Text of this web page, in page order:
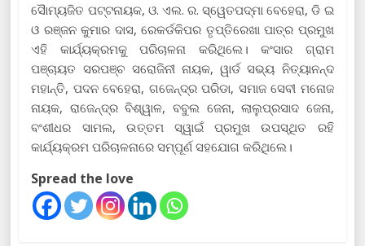
ସୈାମ୍ୟଜିତ ପଟ୍ଟନାୟକ, ଓ. ଏଲ. ର. ସ୍ୱେତପଦ୍ମା ବେହେରା, ଡି ଇ
ଓ ରଞ୍ଜନ କୁମାର ଦାସ, ରେକର୍ଡକିପର ତୃପ୍ତିରେଖା ପାତ୍ର ପ୍ରମୁଖ
ଏହି କାର୍ଯ୍ୟକ୍ରମକୁ ପରିଚାଳନା କରିଥିଲେ। କଂସାର ଗ୍ରାମ
ପଞ୍ଚାୟତ ସରପଞ୍ଚ ସରୋଜିନୀ ନାୟକ, ୱାର୍ଡ ସଭ୍ୟ ନିତ୍ୟାନନ୍ଦ
ମହାନ୍ତି, ପଦନ ବେହେରା, ଗଜେନ୍ଦ୍ର ପରିଡା, ସମାଜ ସେବୀ ମନୋଜ
ନାୟକ, ରାଜେନ୍ଦ୍ର ବିଶ୍ୱାଳ, ବବୁଲ ଜେନା, ଲାଲୁପ୍ରସାଦ ଜେନା,
ବଂଶୀଧର ସାମଲ, ଉତ୍ତମ ସ୍ୱାଇଁ ପ୍ରମୁଖ ଉପସ୍ଥିତ ରହି
କାର୍ଯ୍ୟକ୍ରମ ପରିଚାଳନାରେ ସମ୍ପୂର୍ଣ ସହଯୋଗ କରିଥିଲେ।
Spread the love